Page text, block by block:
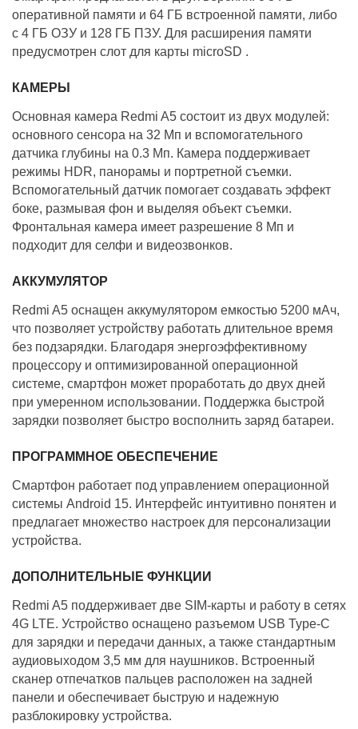
оперативной памяти и 64 ГБ встроенной памяти, либо
с 4 ГБ ОЗУ и 128 ГБ ПЗУ. Для расширения памяти
предусмотрен слот для карты microSD .
КАМЕРЫ
Основная камера Redmi A5 состоит из двух модулей:
основного сенсора на 32 Мп и вспомогательного
датчика глубины на 0.3 Мп. Камера поддерживает
режимы HDR, панорамы и портретной съемки.
Вспомогательный датчик помогает создавать эффект
боке, размывая фон и выделяя объект съемки.
Фронтальная камера имеет разрешение 8 Мп и
подходит для селфи и видеозвонков.
АККУМУЛЯТОР
Redmi A5 оснащен аккумулятором емкостью 5200 мАч,
что позволяет устройству работать длительное время
без подзарядки. Благодаря энергоэффективному
процессору и оптимизированной операционной
системе, смартфон может проработать до двух дней
при умеренном использовании. Поддержка быстрой
зарядки позволяет быстро восполнить заряд батареи.
ПРОГРАММНОЕ ОБЕСПЕЧЕНИЕ
Смартфон работает под управлением операционной
системы Android 15. Интерфейс интуитивно понятен и
предлагает множество настроек для персонализации
устройства.
ДОПОЛНИТЕЛЬНЫЕ ФУНКЦИИ
Redmi A5 поддерживает две SIM-карты и работу в сетях
4G LTE. Устройство оснащено разъемом USB Type-C
для зарядки и передачи данных, а также стандартным
аудиовыходом 3,5 мм для наушников. Встроенный
сканер отпечатков пальцев расположен на задней
панели и обеспечивает быструю и надежную
разблокировку устройства.